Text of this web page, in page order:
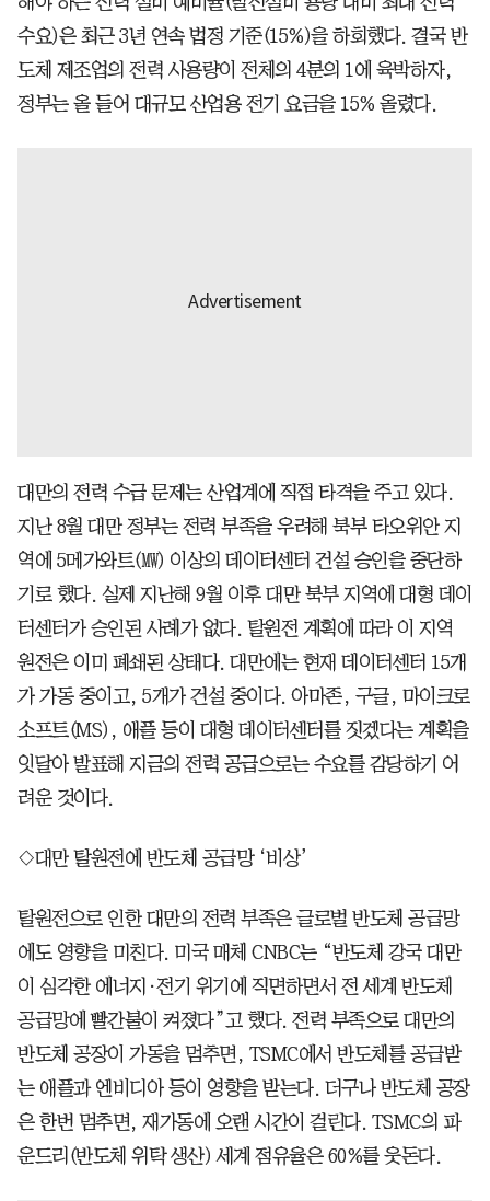
수요)은 최근 3년 연속 법정 기준(15%)을 하회했다. 결국 반
도체 제조업의 전력 사용량이 전체의 4분의 1에 육박하자,
정부는 올 들어 대규모 산업용 전기 요금을 15% 올렸다.
대만의 전력 수급 문제는 산업계에 직접 타격을 주고 있다.
지난 8월 대만 정부는 전력 부족을 우려해 북부 타오위안 지
역에 5메가와트(㎿) 이상의 데이터센터 건설 승인을 중단하
기로 했다. 실제 지난해 9월 이후 대만 북부 지역에 대형 데이
터센터가 승인된 사례가 없다. 탈원전 계획에 따라 이 지역
원전은 이미 폐쇄된 상태다. 대만에는 현재 데이터센터 15개
가 가동 중이고, 5개가 건설 중이다. 아마존, 구글, 마이크로
소프트(MS), 애플 등이 대형 데이터센터를 짓겠다는 계획을
잇달아 발표해 지금의 전력 공급으로는 수요를 감당하기 어
려운 것이다.
◇대만 탈원전에 반도체 공급망 ‘비상’
탈원전으로 인한 대만의 전력 부족은 글로벌 반도체 공급망
에도 영향을 미친다. 미국 매체 CNBC는 “반도체 강국 대만
이 심각한 에너지·전기 위기에 직면하면서 전 세계 반도체
공급망에 빨간불이 켜졌다”고 했다. 전력 부족으로 대만의
반도체 공장이 가동을 멈추면, TSMC에서 반도체를 공급받
는 애플과 엔비디아 등이 영향을 받는다. 더구나 반도체 공장
은 한번 멈추면, 재가동에 오랜 시간이 걸린다. TSMC의 파
운드리(반도체 위탁 생산) 세계 점유율은 60%를 웃돈다.